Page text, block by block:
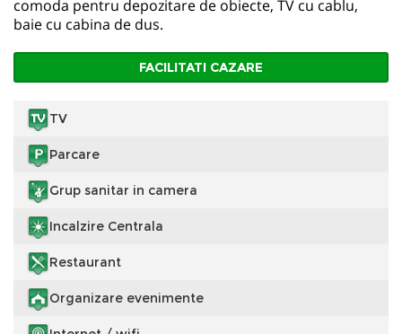
comoda pentru depozitare de obiecte, TV cu cablu,
baie cu cabina de dus.
FACILITATI CAZARE
TV
Parcare
Grup sanitar in camera
Incalzire Centrala
Restaurant
Organizare evenimente